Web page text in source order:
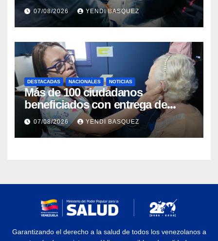
Guárico
07/08/2026 YENDI BASQUEZ
DESTACADAS NACIONALES NOTICIAS
Más de 100 ciudadanos
beneficiados con entrega de
prótesis auditivas en el Centro de
Rehabilitación J.J. Arvelo
07/08/2026 YENDI BASQUEZ
Garantizando el derecho a la salud de todos los venezolanos a